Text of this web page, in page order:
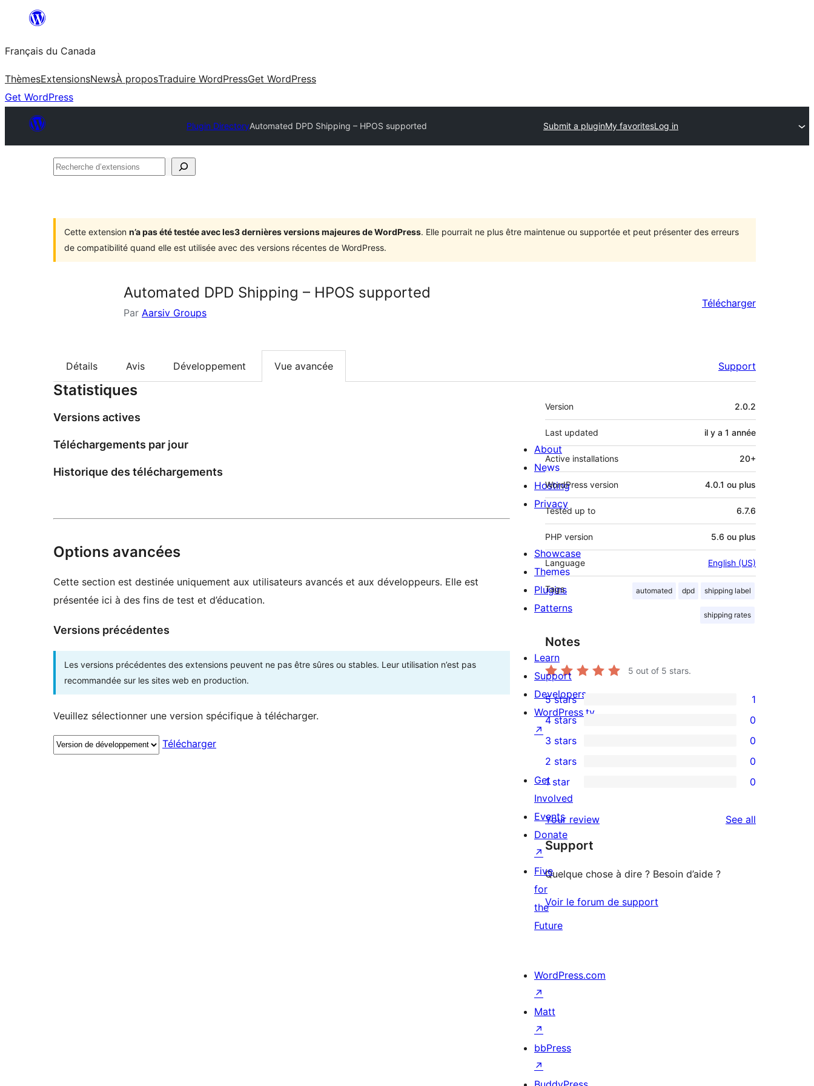
contenu
Français du Canada
ThèmesExtensionsNewsÀ proposTraduire WordPressGet WordPress
Get WordPress
Plugin DirectoryAutomated DPD Shipping – HPOS supported Submit a pluginMy favoritesLog in
Recherche
Cette extension n’a pas été testée avec les3 dernières versions majeures de WordPress. Elle pourrait ne plus être maintenue ou supportée et peut présenter des erreurs
de compatibilité quand elle est utilisée avec des versions récentes de WordPress.
Automated DPD Shipping – HPOS supported
Par Aarsiv Groups
Télécharger
Détails Avis Développement Vue avancée Support
Statistiques
Versions actives
Téléchargements par jour
Historique des téléchargements
Options avancées
Cette section est destinée uniquement aux utilisateurs avancés et aux développeurs. Elle est
présentée ici à des fins de test et d’éducation.
Versions précédentes
Les versions précédentes des extensions peuvent ne pas être sûres ou stables. Leur utilisation n’est pas
recommandée sur les sites web en production.
Veuillez sélectionner une version spécifique à télécharger.
Télécharger
Méta
Version 2.0.2
Last updated il y a 1 année
Active installations 20+
WordPress version 4.0.1 ou plus
Tested up to 6.7.6
PHP version 5.6 ou plus
Language English (US)
Tags automated dpd shipping label
shipping rates
Notes
5 out of 5 stars.
1
5-
star
review
5 stars 1
4-
star
reviews
4 stars 0
0
3-
star
reviews
3 stars 0
2-
star
reviews
2 stars 0
star
reviews
1 star 0
Your review See all
Support
Quelque chose à dire ? Besoin d’aide ?
Voir le forum de support
About
News
Hosting
Privacy
Showcase
Themes
Plugins
Patterns
Learn
Support
Developers
WordPress.tv
↗
Get
Involved
Events
Donate
↗
Five
for
the
Future
WordPress.com
↗
Matt
↗
bbPress
↗